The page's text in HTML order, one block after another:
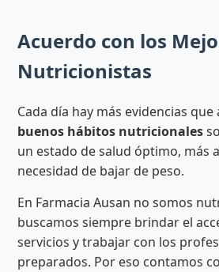
Acuerdo con los
Nutricionistas
Cada día hay más evidencias
buenos hábitos nutricionales
un estado de salud óptimo, más
necesidad de bajar de peso.
En Farmacia Ausan no somos
buscamos siempre brindar el
servicios y trabajar con los
preparados. Por eso contamos